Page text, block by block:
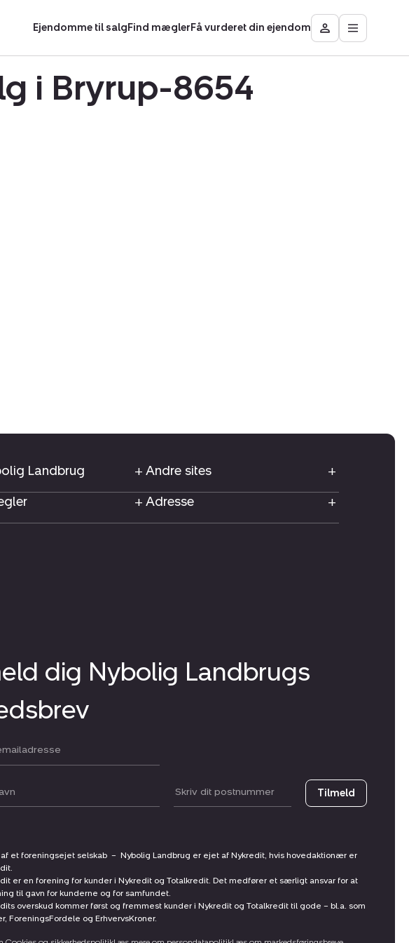
Ejendomme til salgFind mæglerFå vurderet din ejendom
Besøg
Mit
Åbn
i Bryrup-8654
Landbrug
Andre sites
Adresse
dig Nybolig Landbrugs
Postnummer Tilmeld
et foreningsejet selskab – Nybolig Landbrug er ejet af Nykredit, hvis hovedaktionær er
er en forening for kunder i Nykredit og Totalkredit. Det medfører et særligt ansvar for at
til gavn for kunderne og for samfundet.
overskud kommer først og fremmest kunder i Nykredit og Totalkredit til gode – bl.a. som
ForeningsFordele og ErhvervsKroner.